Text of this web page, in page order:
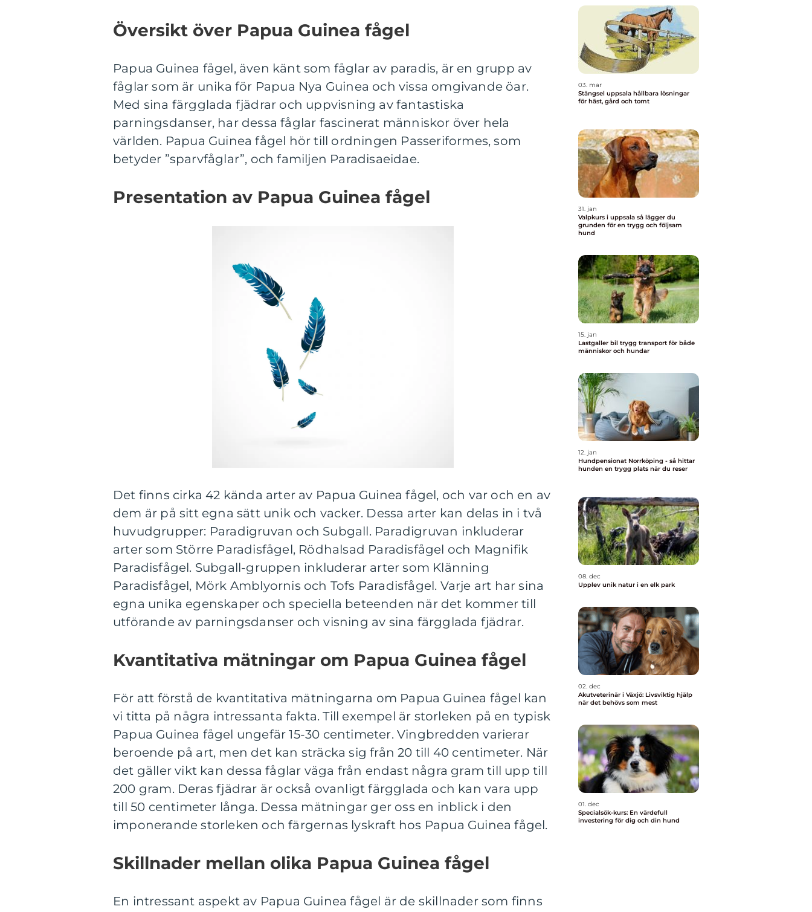
Översikt över Papua Guinea fågel
Papua Guinea fågel, även känt som fåglar av paradis, är en grupp av
fåglar som är unika för Papua Nya Guinea och vissa omgivande öar.
Med sina färgglada fjädrar och uppvisning av fantastiska
parningsdanser, har dessa fåglar fascinerat människor över hela
världen. Papua Guinea fågel hör till ordningen Passeriformes, som
betyder ”sparvfåglar”, och familjen Paradisaeidae.
Presentation av Papua Guinea fågel
Det finns cirka 42 kända arter av Papua Guinea fågel, och var och en av
dem är på sitt egna sätt unik och vacker. Dessa arter kan delas in i två
huvudgrupper: Paradigruvan och Subgall. Paradigruvan inkluderar
arter som Större Paradisfågel, Rödhalsad Paradisfågel och Magnifik
Paradisfågel. Subgall-gruppen inkluderar arter som Klänning
Paradisfågel, Mörk Amblyornis och Tofs Paradisfågel. Varje art har sina
egna unika egenskaper och speciella beteenden när det kommer till
utförande av parningsdanser och visning av sina färgglada fjädrar.
Kvantitativa mätningar om Papua Guinea fågel
För att förstå de kvantitativa mätningarna om Papua Guinea fågel kan
vi titta på några intressanta fakta. Till exempel är storleken på en typisk
Papua Guinea fågel ungefär 15-30 centimeter. Vingbredden varierar
beroende på art, men det kan sträcka sig från 20 till 40 centimeter. När
det gäller vikt kan dessa fåglar väga från endast några gram till upp till
200 gram. Deras fjädrar är också ovanligt färgglada och kan vara upp
till 50 centimeter långa. Dessa mätningar ger oss en inblick i den
imponerande storleken och färgernas lyskraft hos Papua Guinea fågel.
Skillnader mellan olika Papua Guinea fågel
En intressant aspekt av Papua Guinea fågel är de skillnader som finns
03. mar
Stängsel uppsala hållbara lösningar
för häst, gård och tomt
31. jan
Valpkurs i uppsala så lägger du
grunden för en trygg och följsam
hund
15. jan
Lastgaller bil trygg transport för både
människor och hundar
12. jan
Hundpensionat Norrköping - så hittar
hunden en trygg plats när du reser
08. dec
Upplev unik natur i en elk park
02. dec
Akutveterinär i Växjö: Livsviktig hjälp
när det behövs som mest
01. dec
Specialsök-kurs: En värdefull
investering för dig och din hund